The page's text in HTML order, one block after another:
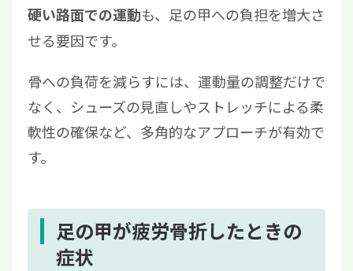
硬い路面での運動も、足の甲への負担を増大さ
せる要因です。
骨への負荷を減らすには、運動量の調整だけで
なく、シューズの見直しやストレッチによる柔
軟性の確保など、多角的なアプローチが有効で
す。
足の甲が疲労骨折したときの
症状